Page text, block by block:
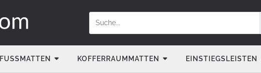
FUSSMATTEN KOFFERRAUMMATTEN EINSTIEGSLEISTEN